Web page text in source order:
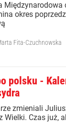
Międzynarodowa
okres
Fita-Czuchnowska
polsku -
zmieniali
Wielki. Czas już,